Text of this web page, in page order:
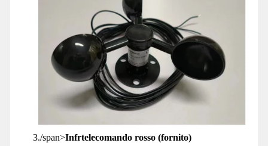
3./span>Infrtelecomando rosso (fornito)